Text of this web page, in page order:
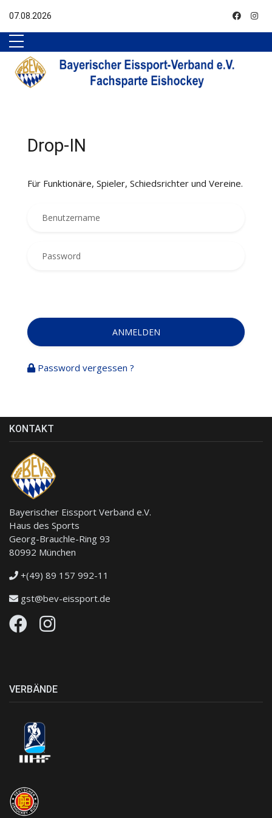
07.08.2026
Drop-IN
Für Funktionäre, Spieler, Schiedsrichter und Vereine.
ANMELDEN
Password vergessen ?
KONTAKT
Bayerischer Eissport Verband e.V.
Haus des Sports
Georg-Brauchle-Ring 93
80992 München
+(49) 89 157 992-11
gst@bev-eissport.de
VERBÄNDE